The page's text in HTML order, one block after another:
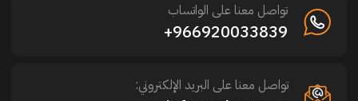
تواصل معنا على الواتساب
966920033839+
تواصل معنا على البريد الإلكتروني: